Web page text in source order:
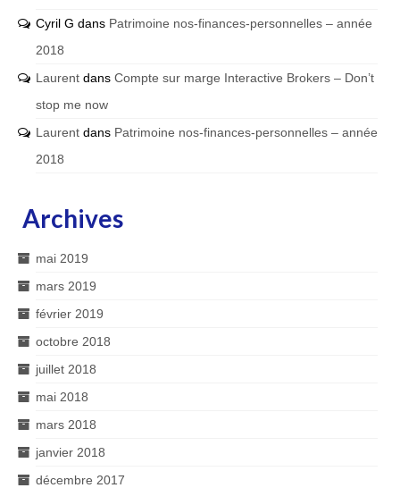
Cyril G dans Patrimoine nos-finances-personnelles – année
2018
Laurent dans Compte sur marge Interactive Brokers – Don’t
stop me now
Laurent dans Patrimoine nos-finances-personnelles – année
2018
Archives
mai 2019
mars 2019
février 2019
octobre 2018
juillet 2018
mai 2018
mars 2018
janvier 2018
décembre 2017